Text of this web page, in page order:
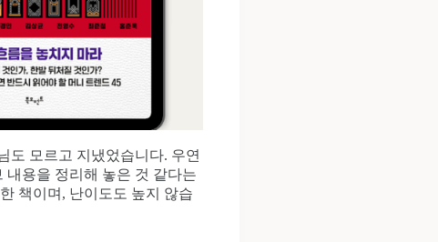
도 모르고 지냈었습니다. 우연
내용을 정리해 놓은 것 같다는
책이며, 난이도도 높지 않습